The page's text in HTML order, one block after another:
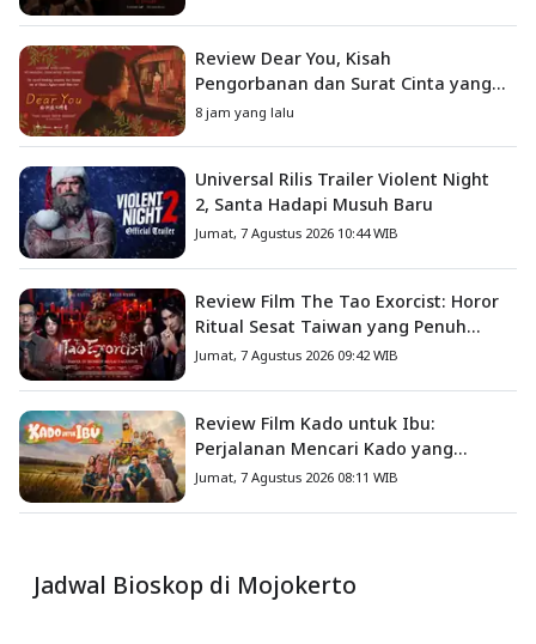
Review Dear You, Kisah
Pengorbanan dan Surat Cinta yang
Menyentuh Hati
8 jam yang lalu
Universal Rilis Trailer Violent Night
2, Santa Hadapi Musuh Baru
Jumat, 7 Agustus 2026 10:44 WIB
Review Film The Tao Exorcist: Horor
Ritual Sesat Taiwan yang Penuh
Misteri dan Teror Psikologis
Jumat, 7 Agustus 2026 09:42 WIB
Review Film Kado untuk Ibu:
Perjalanan Mencari Kado yang
Mengajarkan Arti Keluarga
Jumat, 7 Agustus 2026 08:11 WIB
Jadwal Bioskop di Mojokerto